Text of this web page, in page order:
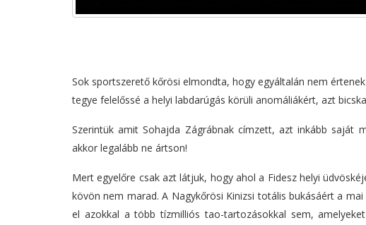
Sok sportszerető kőrösi elmondta, hogy egyáltalán nem
tegye felelőssé a helyi labdarúgás körüli anomáliákért, azt
Szerintük amit Sohajda Zágrábnak címzett, azt inkább saját
akkor legalább ne ártson!
Mert egyelőre csak azt látjuk, hogy ahol a Fidesz helyi
kövön nem marad. A Nagykőrösi Kinizsi totális bukásáért a
el azokkal a több tízmilliós tao-tartozásokkal sem,